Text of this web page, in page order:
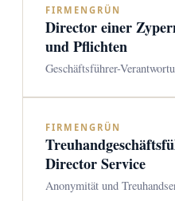
FIRMENGRÜN
Director einer
und Pflichten
Geschäftsführer-
FIRMENGRÜN
Director Service
Anonymität und